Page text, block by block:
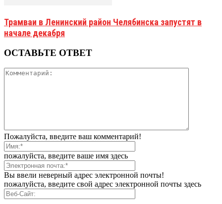
Трамваи в Ленинский район Челябинска запустят в
начале декабря
ОСТАВЬТЕ ОТВЕТ
Пожалуйста, введите ваш комментарий!
пожалуйста, введите ваше имя здесь
Вы ввели неверный адрес электронной почты!
пожалуйста, введите свой адрес электронной почты здесь